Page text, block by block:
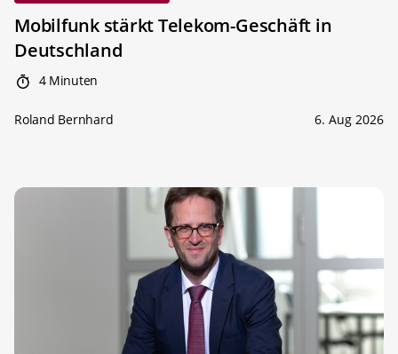
Mobilfunk stärkt Telekom-Geschäft in
Deutschland
4 Minuten
Roland Bernhard 6. Aug 2026